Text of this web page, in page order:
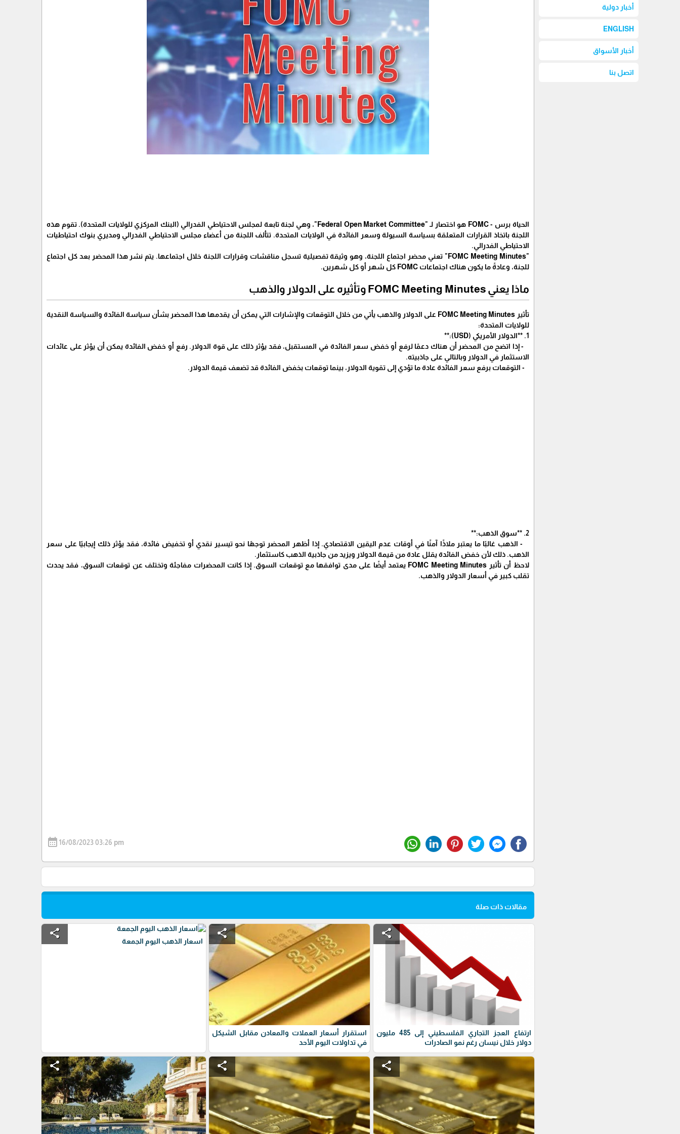
أخبار دولية
ENGLISH
أخبار الأسواق
اتصل بنا
الحياة برس - FOMC هو اختصار لـ "Federal Open Market Committee"، وهي لجنة تابعة لمجلس الاحتياطي الفدرالي (البنك المركزي للولايات المتحدة). تقوم هذه
اللجنة باتخاذ القرارات المتعلقة بسياسة السيولة وسعر الفائدة في الولايات المتحدة. تتألف اللجنة من أعضاء مجلس الاحتياطي الفدرالي ومديري بنوك احتياطيات
الاحتياطي الفدرالي.
"FOMC Meeting Minutes" تعني محضر اجتماع اللجنة، وهو وثيقة تفصيلية تسجل مناقشات وقرارات اللجنة خلال اجتماعها. يتم نشر هذا المحضر بعد كل اجتماع
للجنة، وعادةً ما يكون هناك اجتماعات FOMC كل شهر أو كل شهرين.
ماذا يعني FOMC Meeting Minutes وتأثيره على الدولار والذهب
تأثير FOMC Meeting Minutes على الدولار والذهب يأتي من خلال التوقعات والإشارات التي يمكن أن يقدمها هذا المحضر بشأن سياسة الفائدة والسياسة النقدية
للولايات المتحدة:
1. **الدولار الأمريكي (USD):**
- إذا اتضح من المحضر أن هناك دعمًا لرفع أو خفض سعر الفائدة في المستقبل، فقد يؤثر ذلك على قوة الدولار. رفع أو خفض الفائدة يمكن أن يؤثر على عائدات
الاستثمار في الدولار وبالتالي على جاذبيته.
- التوقعات برفع سعر الفائدة عادة ما تؤدي إلى تقوية الدولار، بينما توقعات بخفض الفائدة قد تضعف قيمة الدولار.
2. **سوق الذهب:**
- الذهب غالبًا ما يعتبر ملاذًا آمنًا في أوقات عدم اليقين الاقتصادي. إذا أظهر المحضر توجهًا نحو تيسير نقدي أو تخفيض فائدة، فقد يؤثر ذلك إيجابيًا على سعر
الذهب. ذلك لأن خفض الفائدة يقلل عادة من قيمة الدولار ويزيد من جاذبية الذهب كاستثمار.
لاحظ أن تأثير FOMC Meeting Minutes يعتمد أيضًا على مدى توافقها مع توقعات السوق. إذا كانت المحضرات مفاجئة وتختلف عن توقعات السوق، فقد يحدث
تقلب كبير في أسعار الدولار والذهب.
calendar_month 16/08/2023 03:26 pm
مقالات ذات صلة
share
ارتفاع العجز التجاري الفلسطيني إلى 485 مليون
دولار خلال نيسان رغم نمو الصادرات
share
استقرار أسعار العملات والمعادن مقابل الشيكل
في تداولات اليوم الأحد
share
اسعار الذهب اليوم الجمعة
share
share
share